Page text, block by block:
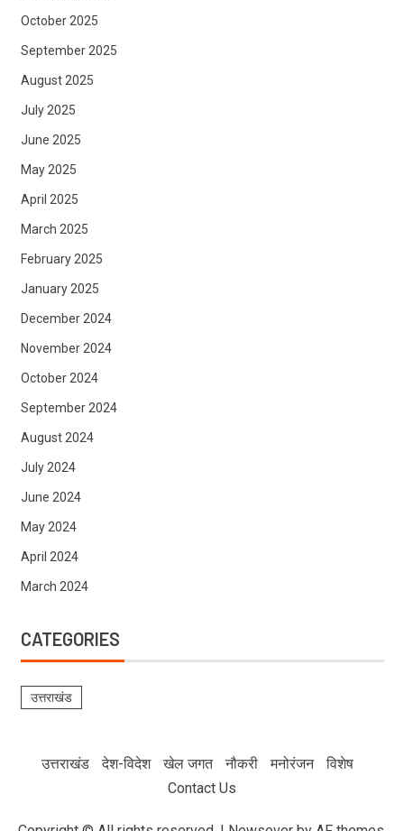
October 2025
September 2025
August 2025
July 2025
June 2025
May 2025
April 2025
March 2025
February 2025
January 2025
December 2024
November 2024
October 2024
September 2024
August 2024
July 2024
June 2024
May 2024
April 2024
March 2024
CATEGORIES
उत्तराखंड
उत्तराखंड देश-विदेश खेल जगत नौकरी मनोरंजन
विशेष
Contact Us